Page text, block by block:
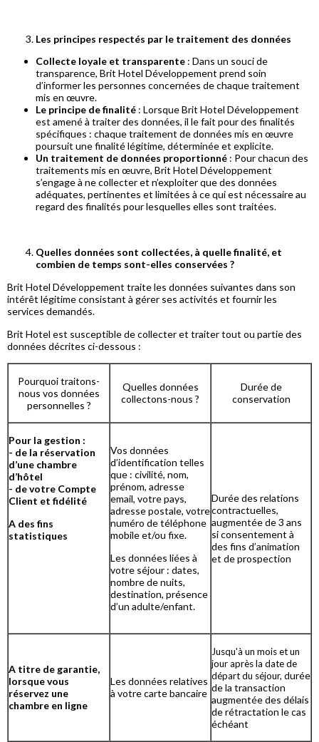
Les principes respectés par le traitement des données
Collecte loyale et transparente : Dans un souci de
transparence, Brit Hotel Développement prend soin
d’informer les personnes concernées de chaque traitement
mis en œuvre.
Le principe de finalité : Lorsque Brit Hotel Développement
est amené à traiter des données, il le fait pour des finalités
spécifiques : chaque traitement de données mis en œuvre
poursuit une finalité légitime, déterminée et explicite.
Un traitement de données proportionné : Pour chacun des
traitements mis en œuvre, Brit Hotel Développement
s’engage à ne collecter et n’exploiter que des données
adéquates, pertinentes et limitées à ce qui est nécessaire au
regard des finalités pour lesquelles elles sont traitées.
Quelles données sont collectées, à quelle finalité, et
combien de temps sont-elles conservées ?
Brit Hotel Développement traite les données suivantes dans son
intérêt légitime consistant à gérer ses activités et fournir les
services demandés.
Brit Hotel est susceptible de collecter et traiter tout ou partie des
données décrites ci-dessous :
Pourquoi traitons-
nous vos données
personnelles ?
Quelles données
collectons-nous ?
Durée de
conservation
Pour la gestion :
- de la réservation
d’une chambre
d’hôtel
- de votre Compte
Client et fidélité
A des fins
statistiques
Vos données
d’identification telles
que : civilité, nom,
prénom, adresse
email, votre pays,
adresse postale, votre
numéro de téléphone
mobile et/ou fixe.
Les données liées à
votre séjour : dates,
nombre de nuits,
destination, présence
d’un adulte/enfant.
Durée des relations
contractuelles,
augmentée de 3 ans
si consentement à
des fins d’animation
et de prospection
A titre de garantie,
lorsque vous
réservez une
chambre en ligne
Les données relatives
à votre carte bancaire
Jusqu'à un mois et un
jour après la date de
départ du séjour, durée
de la transaction
augmentée des délais
de rétractation le cas
échéant